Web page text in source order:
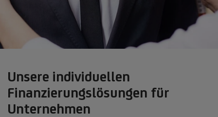
Unsere individuellen
Finanzierungslösungen für
Unternehmen